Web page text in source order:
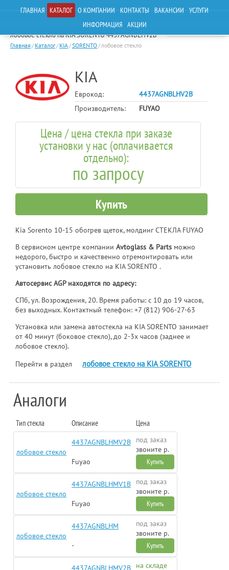
ГЛАВНАЯ КАТАЛОГ О КОМПАНИИ КОНТАКТЫ ВАКАНСИИ УСЛУГИ
ИНФОРМАЦИЯ АКЦИИ
лобовое стекло на KIA SORENTO 4437AGNBLHV2B
Главная / Каталог/ KIA/SORENTO/лобовое стекло
KIA
Еврокод:
4437AGNBLHV2B
Производитель:
FUYAO
Цена / цена стекла при заказе
установки у нас (оплачивается
отдельно):
по запросу
Купить
Kia Sorento 10-15 обогрев щеток, молдинг СТЕКЛА FUYAO
В сервисном центре компанииAvtoglass & Parts можно
недорого, быстро и качественно отремонтировать или
установить лобовое стекло на KIA SORENTO .
Автосервис AGP находятся по адресу:
СПб, ул. Возрождения, 20. Время работы: с 10 до 19 часов,
без выходных. Контактный телефон:+7 (812) 906-27-63
Установка или замена автостекла на KIA SORENTO занимает
от 40 минут (боковое стекло), до 2-3х часов (заднее и
лобовое стекло).
Перейти в раздел
лобовое стекло на KIA SORENTO
Аналоги
Тип стекла Описание Цена
лобовое стекло
4437AGNBLHMV2B
Fuyao
под заказ
звоните р.
Купить
лобовое стекло
4437AGNBLHMV1B
Fuyao
под заказ
звоните р.
Купить
лобовое стекло
4437AGNBLHM
-
под заказ
звоните р.
Купить
4437AGNBLHMV2B
на складе